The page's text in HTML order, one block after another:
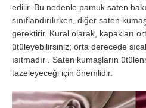
edilir. Bu nedenle pamuk saten
sınıflandırılırken, diğer saten
gerektirir. Kural olarak, kapakları
ütüleyebilirsiniz; orta derecede
ısıtmadır . Saten kumaşların
tazeleyeceği için önemlidir.